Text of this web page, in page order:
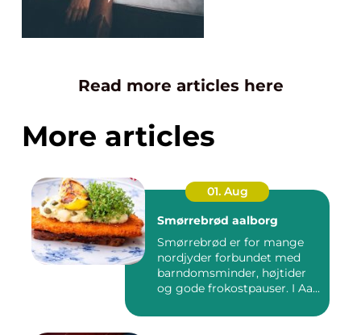
Read more articles here
More articles
01. Aug
Smørrebrød aalborg
Smørrebrød er for mange
nordjyder forbundet med
barndomsminder, højtider
og gode frokostpauser. I Aa...